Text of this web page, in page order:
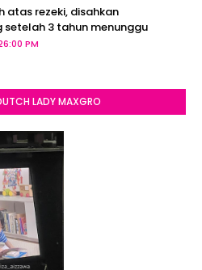
atas rezeki, disahkan
setelah 3 tahun menunggu
PM
LADY MAXGRO